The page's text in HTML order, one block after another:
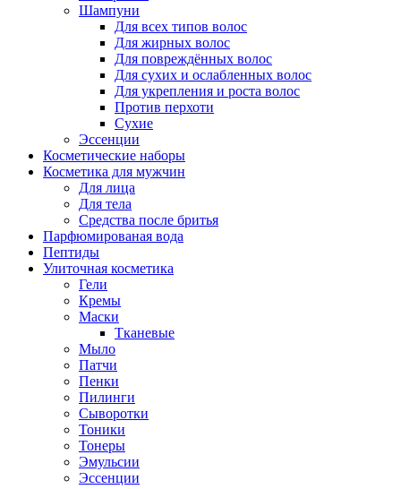
Шампуни
Для всех типов волос
Для жирных волос
Для повреждённых волос
Для сухих и ослабленных волос
Для укрепления и роста волос
Против перхоти
Сухие
Эссенции
Косметические наборы
Косметика для мужчин
Для лица
Для тела
Средства после бритья
Парфюмированая вода
Пептиды
Улиточная косметика
Гели
Кремы
Маски
Тканевые
Мыло
Патчи
Пенки
Пилинги
Сыворотки
Тоники
Тонеры
Эмульсии
Эссенции